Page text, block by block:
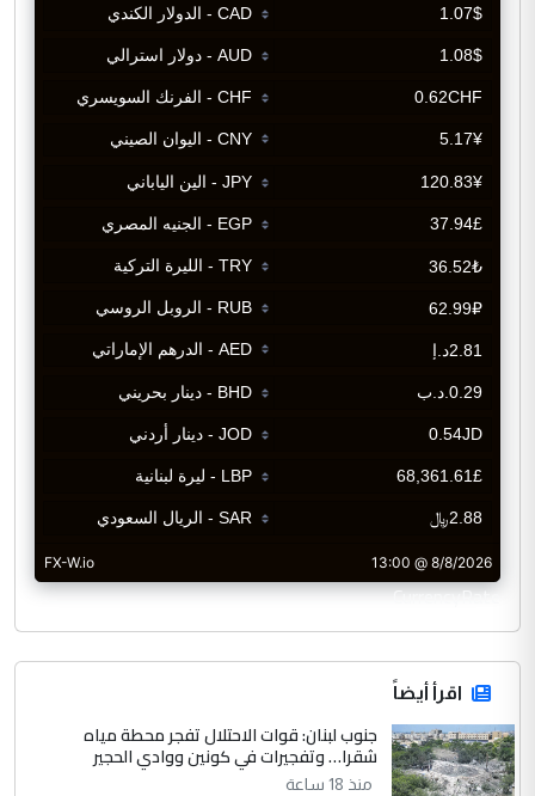
CurrencyRate
اقرأ أيضاً
جنوب لبنان: قوات الاحتلال تفجر محطة مياه
شقرا… وتفجيرات في كونين ووادي الحجير
منذ 18 ساعة